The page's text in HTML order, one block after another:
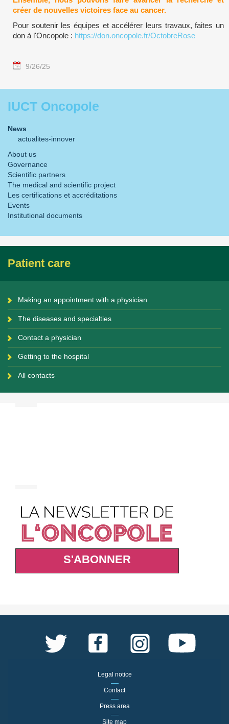
créer de nouvelles victoires face au cancer.
Pour soutenir les équipes et accélérer leurs travaux, faites un
don à l'Oncopole : https://don.oncopole.fr/OctobreRose
9/26/25
IUCT Oncopole
News
actualites-innover
About us
Governance
Scientific partners
The medical and scientific project
Les certifications et accréditations
Events
Institutional documents
Patient care
Making an appointment with a physician
The diseases and specialties
Contact a physician
Getting to the hospital
All contacts
S'ABONNER
Legal notice
Contact
Press area
Site map